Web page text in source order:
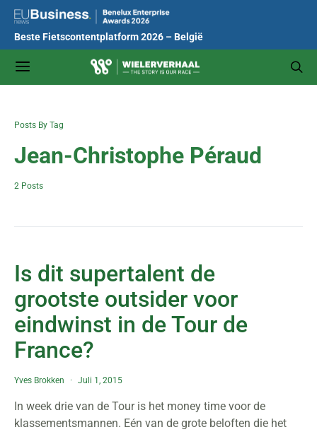
Beste Fietscontentplatform 2026 – België
Posts By Tag
Jean-Christophe Péraud
2 Posts
Is dit supertalent de
grootste outsider voor
eindwinst in de Tour de
France?
Yves Brokken Juli 1, 2015
In week drie van de Tour is het money time voor de
klassementsmannen. Eén van de grote beloften die het